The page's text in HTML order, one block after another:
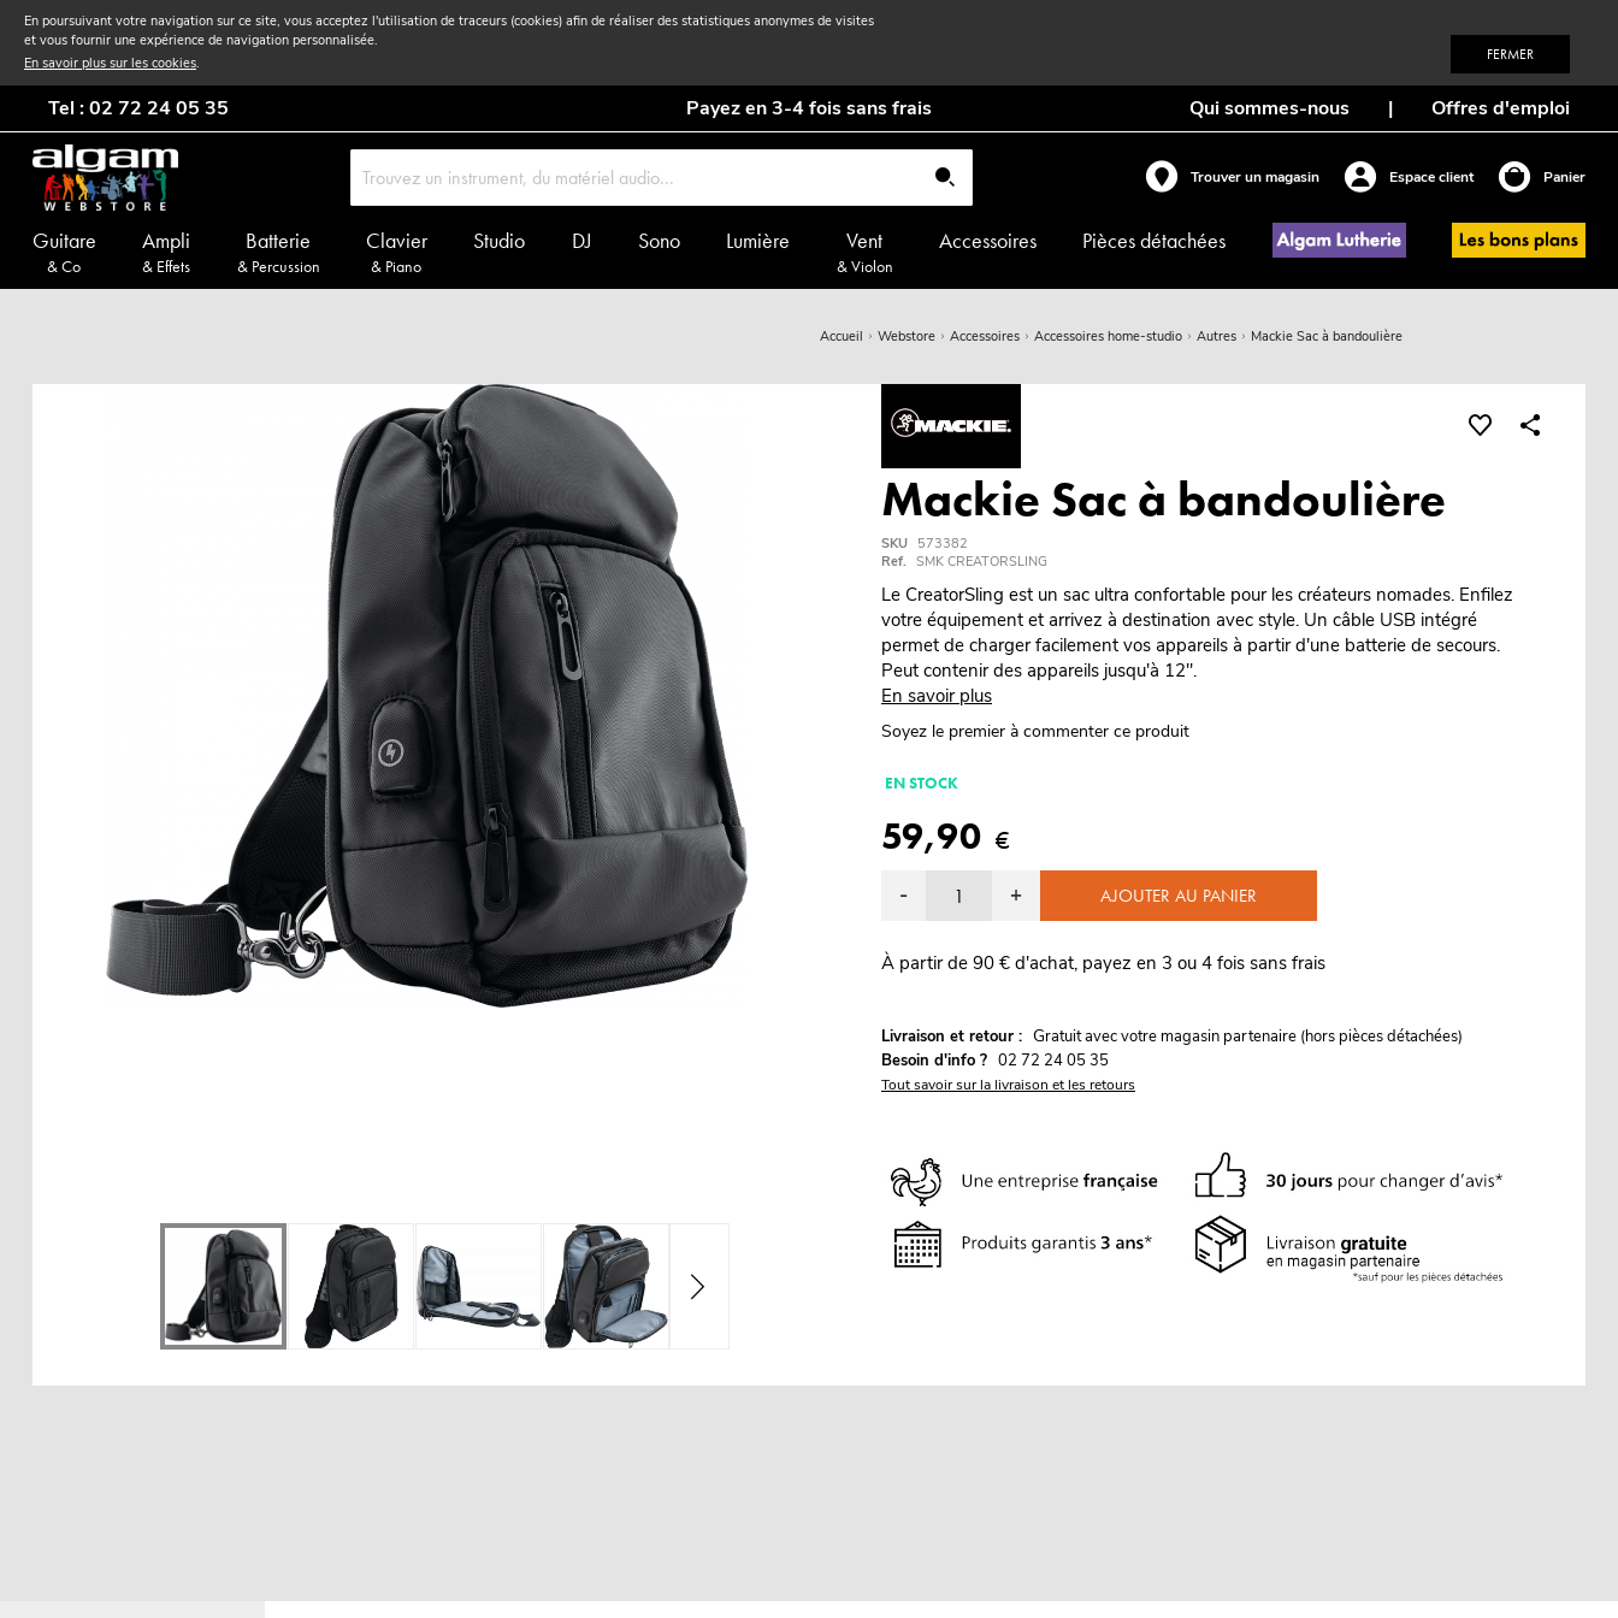
En poursuivant votre navigation sur ce site, vous acceptez l'utilisation de traceurs (cookies) afin de réaliser des statistiques anonymes de visites
et vous fournir une expérience de navigation personnalisée.
En savoir plus sur les cookies. FERMER
Tel : 02 72 24 05 35 Payez en 3-4 fois sans frais Qui sommes-nous | Offres d'emploi
Trouver un magasin Espace client Panier
Guitare
& Co
Ampli
& Effets
Batterie
& Percussion
Clavier
& Piano
Studio DJ Sono Lumière Vent
& Violon
Accessoires Pièces détachées
Accueil Webstore Accessoires Accessoires home-studio Autres Mackie Sac à bandoulière
Mackie Sac à bandoulière
SKU 573382
Ref. SMK CREATORSLING
Le CreatorSling est un sac ultra confortable pour les créateurs nomades. Enfilez
votre équipement et arrivez à destination avec style. Un câble USB intégré
permet de charger facilement vos appareils à partir d'une batterie de secours.
Peut contenir des appareils jusqu'à 12".
En savoir plus
Soyez le premier à commenter ce produit
EN STOCK
59,90 €
- + AJOUTER AU PANIER
À partir de 90 € d'achat, payez en 3 ou 4 fois sans frais
Livraison et retour : Gratuit avec votre magasin partenaire (hors pièces détachées)
Besoin d'info ? 02 72 24 05 35
Tout savoir sur la livraison et les retours